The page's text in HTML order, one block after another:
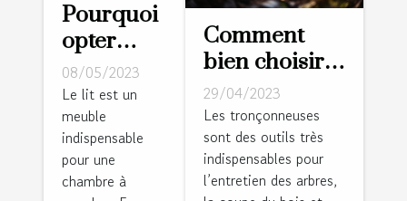
Pourquoi
opter
pour un
lit avec
dressing
intégré ?
08/05/2023
Le lit est un
meuble
indispensable
pour une
chambre à
Comment
bien choisir
sa
tronçonneuse
?
29/04/2023
Les tronçonneuses
sont des outils très
indispensables pour
l’entretien des arbres,